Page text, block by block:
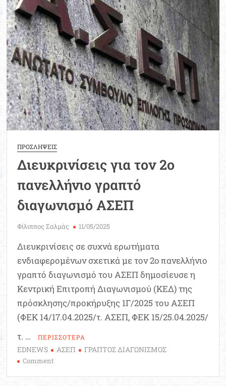
ο
2ος
πανελλήνιος
γραπτός
διαγωνισμός
στο
Δημόσιο
–
Όλη
η
διαδικασία
ΠΡΟΣΛΗΨΕΙΣ
Διευκρινίσεις για τον 2o
πανελλήνιο γραπτό
διαγωνισμό ΑΣΕΠ
Φίλιππος Σαλμάς 11/05/2025
Διευκρινίσεις σε συχνά ερωτήματα
ενδιαφερομένων σχετικά με τον 2o πανελλήνιο
γραπτό διαγωνισμό του ΑΣΕΠ δημοσίευσε η
Κεντρική Επιτροπή Διαγωνισμού (ΚΕΔ) της
πρόσκλησης/προκήρυξης 1Γ/2025 του ΑΣΕΠ
(ΦΕΚ 14/17.04.2025/τ. ΑΣΕΠ, ΦΕΚ 15/25.04.2025/
τ. …
ΠΕΡΙΣΣΟΤΕΡΑ
EDNEWS ΑΣΕΠ ΓΡΑΠΤΟΣ ΔΙΑΓΩΝΙΣΜΟΣ
Comment